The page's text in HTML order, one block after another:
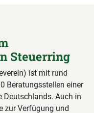
Steuerring
ist mit rund
Beratungsstellen einer
Deutschlands. Auch in
zur Verfügung und